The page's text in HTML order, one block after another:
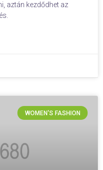
aztán kezdődhet az
WOMEN'S FASHION